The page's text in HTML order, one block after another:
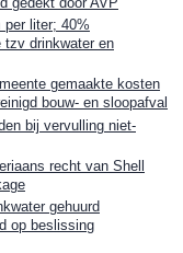
per liter; 40%
tzv drinkwater en
gemaakte kosten
bouw- en sloopafval
bij vervulling niet-
recht van Shell
gehuurd
op beslissing